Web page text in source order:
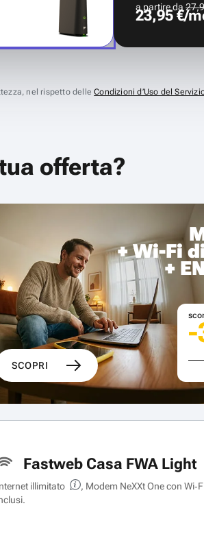
a partire da
23,95 €/
nel rispetto delleCondizioni d’Uso del
offerta?
+ Wi-Fi
+
SCOPRI
-
Fastweb Casa FWA Light
illimitato
, Modem NeXXt One con